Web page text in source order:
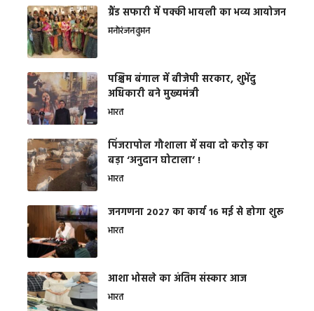
ग्रैंड सफारी में पक्की भायली का भव्य आयोजन
मनोरंजनवुमन
पश्चिम बंगाल में बीजेपी सरकार, शुभेंदु
अधिकारी बने मुख्यमंत्री
भारत
​पिंजरापोल गौशाला में सवा दो करोड़ का
बड़ा ‘अनुदान घोटाला’ !
भारत
जनगणना 2027 का कार्य 16 मई से होगा शुरू
भारत
आशा भोसले का अंतिम संस्कार आज
भारत